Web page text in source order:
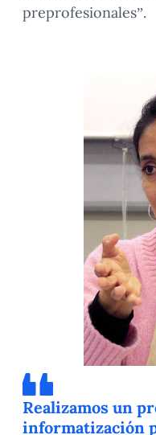
preprofesionales”.
Realizamos un
informatización